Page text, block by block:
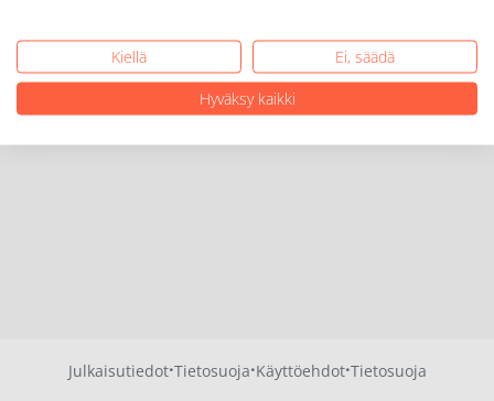
Julkaisutiedot·Tietosuoja·Käyttöehdot·Tietosuoja
Kiellä
Ei, säädä
Hyväksy kaikki